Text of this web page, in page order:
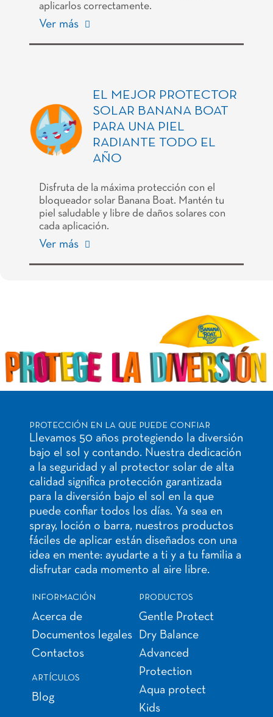
aplicarlos correctamente.
Ver más
EL MEJOR PROTECTOR
SOLAR BANANA BOAT
PARA UNA PIEL
RADIANTE TODO EL
AÑO
Disfruta de la máxima protección con el
bloqueador solar Banana Boat. Mantén tu
piel saludable y libre de daños solares con
cada aplicación.
Ver más
PROTECCIÓN EN LA QUE PUEDE CONFIAR
Llevamos 50 años protegiendo la diversión
bajo el sol y contando. Nuestra dedicación
a la seguridad y al protector solar de alta
calidad significa protección garantizada
para la diversión bajo el sol en la que
puede confiar todos los días. Ya sea en
spray, loción o barra, nuestros productos
fáciles de aplicar están diseñados con una
idea en mente: ayudarte a ti y a tu familia a
disfrutar cada momento al aire libre.
INFORMACIÓN
Acerca de
Documentos legales
Contactos
ARTÍCULOS
Blog
PRODUCTOS
Gentle Protect
Dry Balance
Advanced
Protection
Aqua protect
Kids